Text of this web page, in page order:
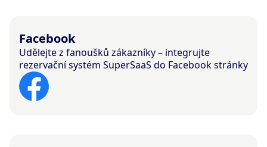
Facebook
Udělejte z fanoušků zákazníky – integrujte
rezervační systém SuperSaaS do Facebook stránky